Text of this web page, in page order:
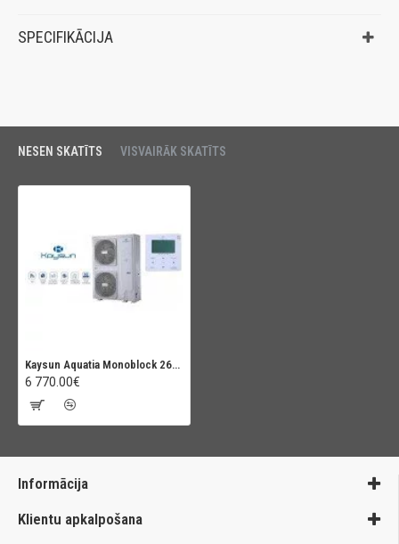
SPECIFIKĀCIJA
NESEN SKATĪTS VISVAIRĀK SKATĪTS
Kaysun Aquatia Monoblock 26kW (KHPS-MO 26 PRO), 380V
6 770.00€
Informācija
Klientu apkalpošana